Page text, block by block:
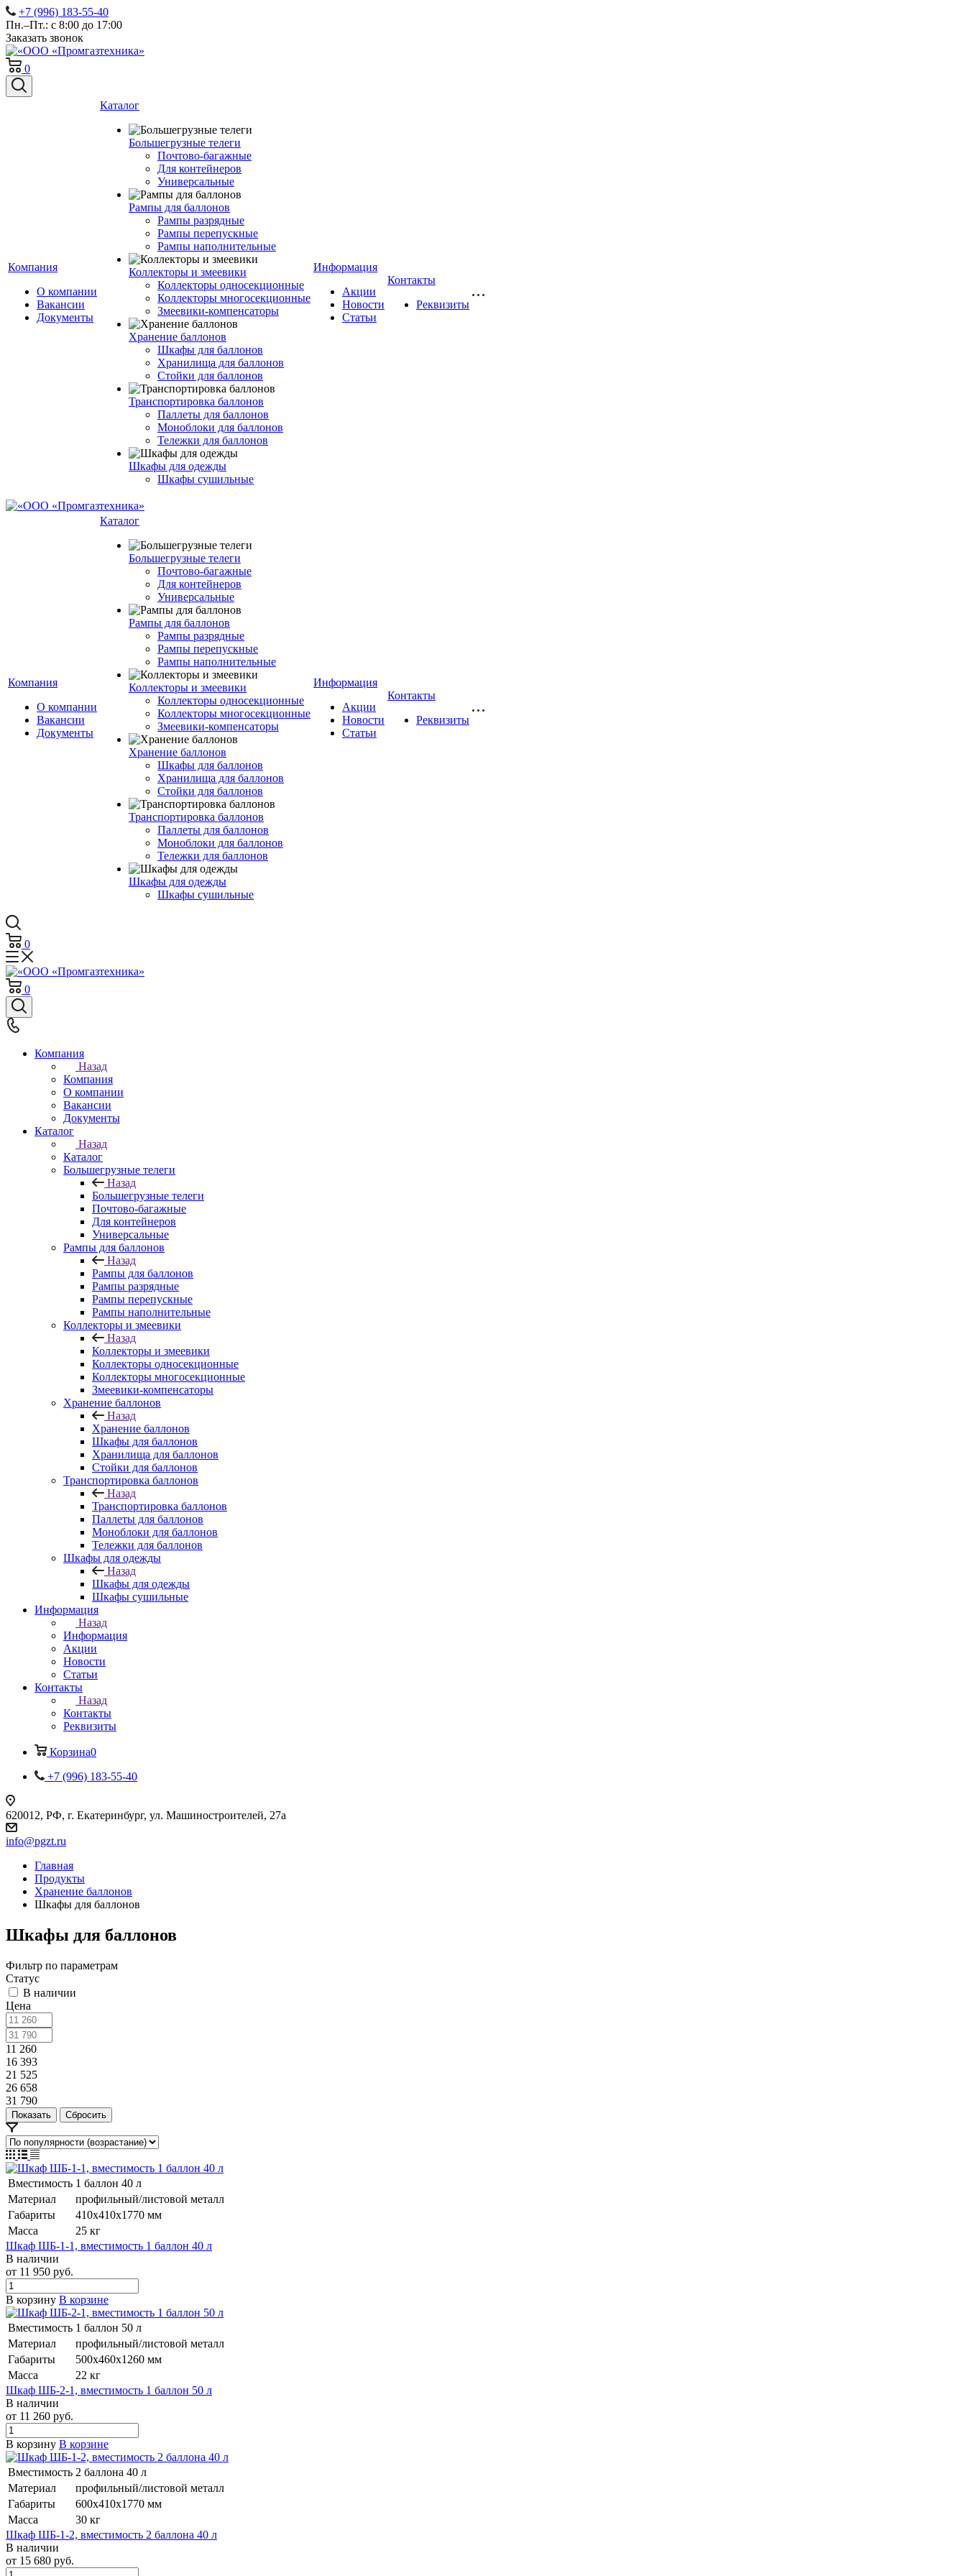
+7 (996) 183-55-40
Пн.–Пт.: с 8:00 до 17:00
Заказать звонок
0
Компания
О компании
Вакансии
Документы
Каталог
Большегрузные телеги
Почтово-багажные
Для контейнеров
Универсальные
Рампы для баллонов
Рампы разрядные
Рампы перепускные
Рампы наполнительные
Коллекторы и змеевики
Коллекторы односекционные
Коллекторы многосекционные
Змеевики-компенсаторы
Хранение баллонов
Шкафы для баллонов
Хранилища для баллонов
Стойки для баллонов
Транспортировка баллонов
Паллеты для баллонов
Моноблоки для баллонов
Тележки для баллонов
Шкафы для одежды
Шкафы сушильные
Информация
Акции
Новости
Статьи
Контакты
Реквизиты
Компания
О компании
Вакансии
Документы
Каталог
Большегрузные телеги
Почтово-багажные
Для контейнеров
Универсальные
Рампы для баллонов
Рампы разрядные
Рампы перепускные
Рампы наполнительные
Коллекторы и змеевики
Коллекторы односекционные
Коллекторы многосекционные
Змеевики-компенсаторы
Хранение баллонов
Шкафы для баллонов
Хранилища для баллонов
Стойки для баллонов
Транспортировка баллонов
Паллеты для баллонов
Моноблоки для баллонов
Тележки для баллонов
Шкафы для одежды
Шкафы сушильные
Информация
Акции
Новости
Статьи
Контакты
Реквизиты
0
0
Компания
Назад
Компания
О компании
Вакансии
Документы
Каталог
Назад
Каталог
Большегрузные телеги
Назад
Большегрузные телеги
Почтово-багажные
Для контейнеров
Универсальные
Рампы для баллонов
Назад
Рампы для баллонов
Рампы разрядные
Рампы перепускные
Рампы наполнительные
Коллекторы и змеевики
Назад
Коллекторы и змеевики
Коллекторы односекционные
Коллекторы многосекционные
Змеевики-компенсаторы
Хранение баллонов
Назад
Хранение баллонов
Шкафы для баллонов
Хранилища для баллонов
Стойки для баллонов
Транспортировка баллонов
Назад
Транспортировка баллонов
Паллеты для баллонов
Моноблоки для баллонов
Тележки для баллонов
Шкафы для одежды
Назад
Шкафы для одежды
Шкафы сушильные
Информация
Назад
Информация
Акции
Новости
Статьи
Контакты
Назад
Контакты
Реквизиты
Корзина0
+7 (996) 183-55-40
620012, РФ, г. Екатеринбург, ул. Машиностроителей, 27а
info@pgzt.ru
Главная
Продукты
Хранение баллонов
Шкафы для баллонов
Шкафы для баллонов
Фильтр по параметрам
Статус
В наличии
Цена
11 260
16 393
21 525
26 658
31 790
Сбросить
Вместимость 1 баллон 40 л
Материал
профильный/листовой металл
Габариты
410х410х1770 мм
Масса
25 кг
Шкаф ШБ-1-1, вместимость 1 баллон 40 л
В наличии
от 11 950 руб.
В корзину В корзине
Вместимость 1 баллон 50 л
Материал
профильный/листовой металл
Габариты
500х460х1260 мм
Масса
22 кг
Шкаф ШБ-2-1, вместимость 1 баллон 50 л
В наличии
от 11 260 руб.
В корзину В корзине
Вместимость 2 баллона 40 л
Материал
профильный/листовой металл
Габариты
600х410х1770 мм
Масса
30 кг
Шкаф ШБ-1-2, вместимость 2 баллона 40 л
В наличии
от 15 680 руб.